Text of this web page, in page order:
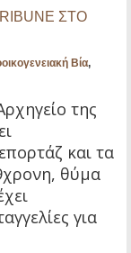
ΣΤΟ
Βία,
της
και τα
θύμα
για